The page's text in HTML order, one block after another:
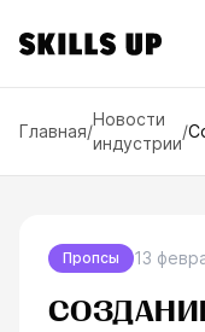
Главная/
Новости
индустрии
/
Пропсы 13